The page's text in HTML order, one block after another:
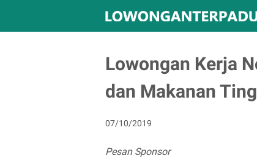
Lowongan Kerja
dan Makanan
07/10/2019
Pesan Sponsor